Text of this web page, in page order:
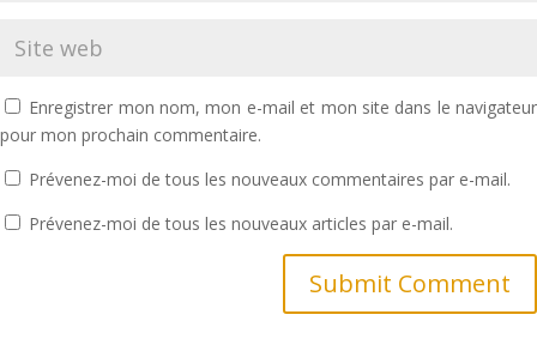
Enregistrer mon nom, mon e-mail et mon site dans le navigateur
pour mon prochain commentaire.
Prévenez-moi de tous les nouveaux commentaires par e-mail.
Prévenez-moi de tous les nouveaux articles par e-mail.
Submit Comment